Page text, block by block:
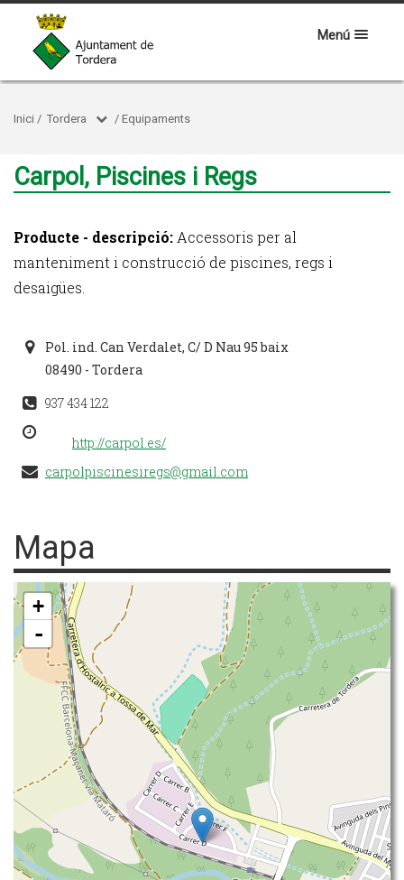
Menú
Inici / Tordera / Equipaments
Carpol, Piscines i Regs
Producte - descripció: Accessoris per al
manteniment i construcció de piscines, regs i
desaigües.
Pol. ind. Can Verdalet, C/ D Nau 95 baix
08490 - Tordera
937 434 122
http://carpol.es/
carpolpiscinesiregs@gmail.com
Mapa
+
-